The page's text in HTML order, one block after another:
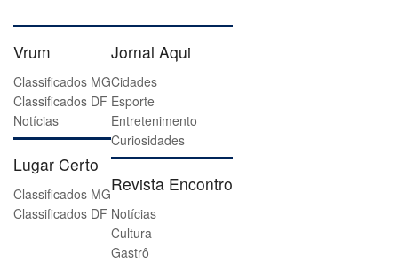
Vrum
Classificados MG
Classificados DF
Notícias
Lugar Certo
Classificados MG
Classificados DF
Jornal Aqui
Cidades
Esporte
Entretenimento
Curiosidades
Revista Encontro
Notícias
Cultura
Gastrô